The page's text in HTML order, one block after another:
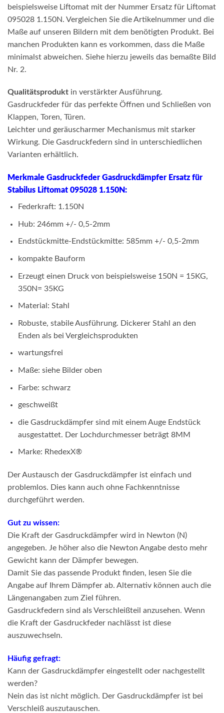
beispielsweise Liftomat mit der Nummer Ersatz für Liftomat
095028 1.150N. Vergleichen Sie die Artikelnummer und die
Maße auf unseren Bildern mit dem benötigten Produkt. Bei
manchen Produkten kann es vorkommen, dass die Maße
minimalst abweichen. Siehe hierzu jeweils das bemaßte Bild
Nr. 2.
Qualitätsprodukt in verstärkter Ausführung.
Gasdruckfeder für das perfekte Öffnen und Schließen von
Klappen, Toren, Türen.
Leichter und geräuscharmer Mechanismus mit starker
Wirkung. Die Gasdruckfedern sind in unterschiedlichen
Varianten erhältlich.
Merkmale Gasdruckfeder Gasdruckdämpfer Ersatz für
Stabilus Liftomat 095028 1.150N:
Federkraft: 1.150N
Hub: 246mm +/- 0,5-2mm
Endstückmitte-Endstückmitte: 585mm +/- 0,5-2mm
kompakte Bauform
Erzeugt einen Druck von beispielsweise 150N = 15KG,
350N= 35KG
Material: Stahl
Robuste, stabile Ausführung. Dickerer Stahl an den
Enden als bei Vergleichsprodukten
wartungsfrei
Maße: siehe Bilder oben
Farbe: schwarz
geschweißt
die Gasdruckdämpfer sind mit einem Auge Endstück
ausgestattet. Der Lochdurchmesser beträgt 8MM
Marke: RhedexX®
Der Austausch der Gasdruckdämpfer ist einfach und
problemlos. Dies kann auch ohne Fachkenntnisse
durchgeführt werden.
Gut zu wissen:
Die Kraft der Gasdruckdämpfer wird in Newton (N)
angegeben. Je höher also die Newton Angabe desto mehr
Gewicht kann der Dämpfer bewegen.
Damit Sie das passende Produkt finden, lesen Sie die
Angabe auf Ihrem Dämpfer ab. Alternativ können auch die
Längenangaben zum Ziel führen.
Gasdruckfedern sind als Verschleißteil anzusehen. Wenn
die Kraft der Gasdruckfeder nachlässt ist diese
auszuwechseln.
Häufig gefragt:
Kann der Gasdruckdämpfer eingestellt oder nachgestellt
werden?
Nein das ist nicht möglich. Der Gasdruckdämpfer ist bei
Verschleiß auszutauschen.